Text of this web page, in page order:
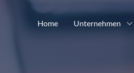
Home Unternehmen